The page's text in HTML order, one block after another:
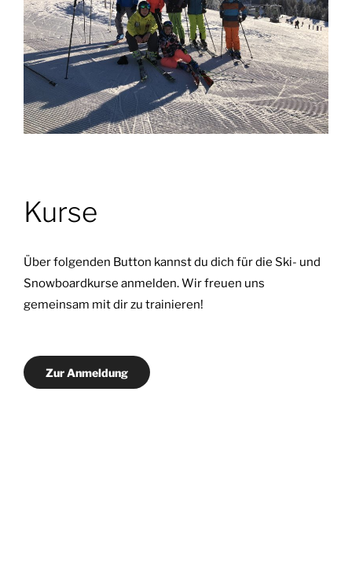
Kurse
Über folgenden Button kannst du dich für die Ski- und
Snowboardkurse anmelden. Wir freuen uns
gemeinsam mit dir zu trainieren!
Zur Anmeldung